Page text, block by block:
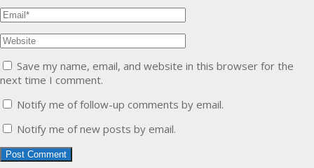
Save my name, email, and website in this browser for the
next time I comment.
Notify me of follow-up comments by email.
Notify me of new posts by email.